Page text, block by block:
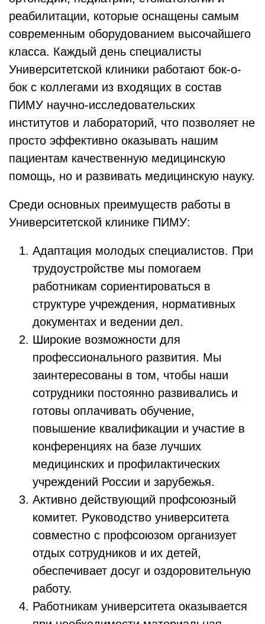
реабилитации, которые оснащены самым
современным оборудованием высочайшего
класса. Каждый день специалисты
Университетской клиники работают бок-о-
бок с коллегами из входящих в состав
ПИМУ научно-исследовательских
институтов и лабораторий, что позволяет не
просто эффективно оказывать нашим
пациентам качественную медицинскую
помощь, но и развивать медицинскую науку.
Среди основных преимуществ работы в
Университетской клинике ПИМУ:
Адаптация молодых специалистов. При
трудоустройстве мы помогаем
работникам сориентироваться в
структуре учреждения, нормативных
документах и ведении дел.
Широкие возможности для
профессионального развития. Мы
заинтересованы в том, чтобы наши
сотрудники постоянно развивались и
готовы оплачивать обучение,
повышение квалификации и участие в
конференциях на базе лучших
медицинских и профилактических
учреждений России и зарубежья.
Активно действующий профсоюзный
комитет. Руководство университета
совместно с профсоюзом организует
отдых сотрудников и их детей,
обеспечивает досуг и оздоровительную
работу.
Работникам университета оказывается